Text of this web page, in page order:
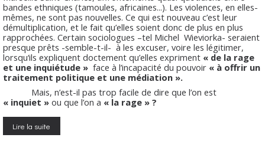
bandes ethniques (tamoules, africaines...). Les violences, en elles-
mêmes, ne sont pas nouvelles. Ce qui est nouveau c’est leur
démultiplication, et le fait qu’elles soient donc de plus en plus
rapprochées. Certain sociologues –tel Michel Wieviorka- seraient
presque prêts -semble-t-il- à les excuser, voire les légitimer,
lorsqu‘ils expliquent doctement qu’elles expriment « de la rage
et une inquiétude » face à l’incapacité du pouvoir « à offrir un
traitement politique et une médiation ».
Mais, n’est-il pas trop facile de dire que l’on est
« inquiet » ou que l’on a « la rage » ?
Lire la suite